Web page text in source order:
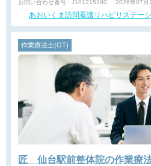
お問い合わせ番号 : J101215190 2026年07月
あおいくま訪問看護リハビリステー
作業療法士(OT)
匠 仙台駅前整体院の作業療